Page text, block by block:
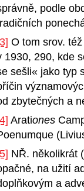
podle
O tom srov.
1930, 290, kde
sešli« jako typ
zbytečných a
Arationes
NŘ. několikrát
na užití
a